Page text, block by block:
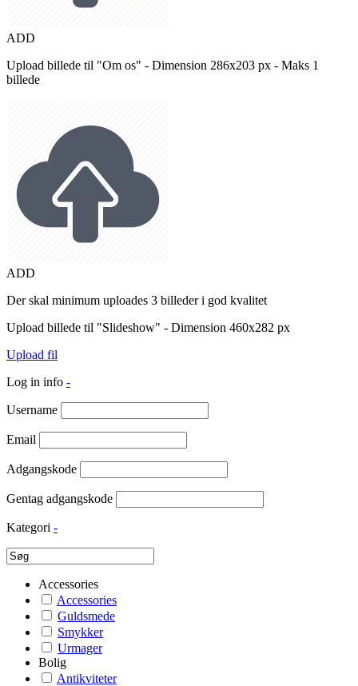
ADD
Upload billede til "Om os" - Dimension 286x203 px - Maks 1
billede
ADD
Der skal minimum uploades 3 billeder i god kvalitet
Upload billede til "Slideshow" - Dimension 460x282 px
Upload fil
Log in info -
Username
Email
Adgangskode
Gentag adgangskode
Kategori -
Accessories
Accessories
Guldsmede
Smykker
Urmager
Bolig
Antikviteter